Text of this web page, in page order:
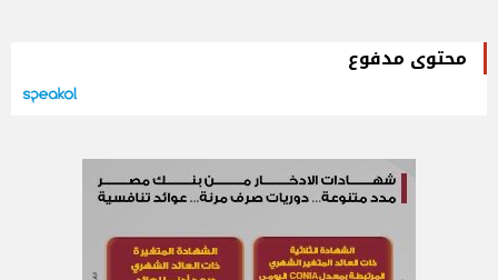
محتوى مدفوع